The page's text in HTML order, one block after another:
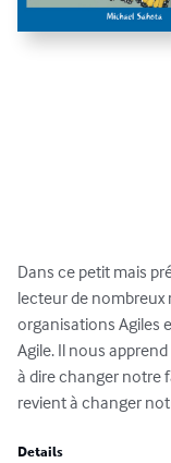
Dans ce petit mais
lecteur de nombreux
organisations Agiles
Agile. Il nous
à dire changer notre
revient à changer
Details